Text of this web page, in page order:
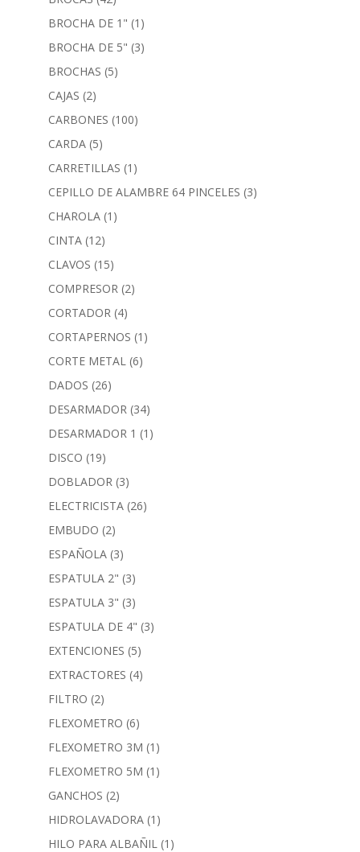
BROCHA DE 1" (1)
BROCHA DE 5" (3)
BROCHAS (5)
CAJAS (2)
CARBONES (100)
CARDA (5)
CARRETILLAS (1)
CEPILLO DE ALAMBRE 64 PINCELES (3)
CHAROLA (1)
CINTA (12)
CLAVOS (15)
COMPRESOR (2)
CORTADOR (4)
CORTAPERNOS (1)
CORTE METAL (6)
DADOS (26)
DESARMADOR (34)
DESARMADOR 1 (1)
DISCO (19)
DOBLADOR (3)
ELECTRICISTA (26)
EMBUDO (2)
ESPAÑOLA (3)
ESPATULA 2" (3)
ESPATULA 3" (3)
ESPATULA DE 4" (3)
EXTENCIONES (5)
EXTRACTORES (4)
FILTRO (2)
FLEXOMETRO (6)
FLEXOMETRO 3M (1)
FLEXOMETRO 5M (1)
GANCHOS (2)
HIDROLAVADORA (1)
HILO PARA ALBAÑIL (1)